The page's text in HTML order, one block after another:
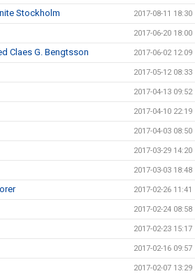
Stockholm 2017-08-11 18:30
2017-06-20 18:00
Claes G. Bengtsson 2017-06-02 12:09
2017-05-12 08:33
2017-04-13 09:52
2017-04-10 22:19
2017-04-03 08:50
2017-03-29 14:20
2017-03-03 18:48
2017-02-26 11:41
2017-02-24 08:58
2017-02-23 15:17
2017-02-16 09:57
2017-02-07 13:29